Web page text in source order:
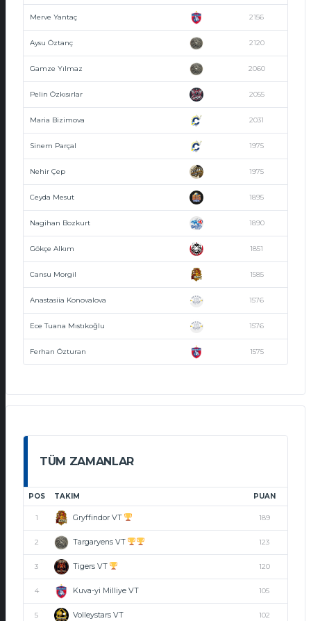
Merve Yantaç 2156
Aysu Öztanç 2120
Gamze Yılmaz 2060
Pelin Özkısırlar 2055
Maria Bizimova 2031
Sinem Parçal 1975
Nehir Çep 1975
Ceyda Mesut 1895
Nagihan Bozkurt 1890
Gökçe Alkım 1851
Cansu Morgil 1585
Anastasiia Konovalova 1576
Ece Tuana Mıstıkoğlu 1576
Ferhan Özturan 1575
TÜM ZAMANLAR
POS TAKIM PUAN
1 Gryffindor VT 189
2 Targaryens VT 123
3 Tigers VT 120
4 Kuva-yi Milliye VT 105
5 Volleystars VT 102